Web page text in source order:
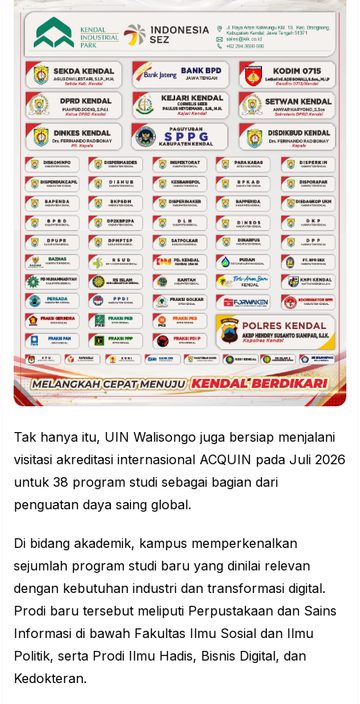
Tak hanya itu, UIN Walisongo juga bersiap menjalani
visitasi akreditasi internasional ACQUIN pada Juli 2026
untuk 38 program studi sebagai bagian dari
penguatan daya saing global.
Di bidang akademik, kampus memperkenalkan
sejumlah program studi baru yang dinilai relevan
dengan kebutuhan industri dan transformasi digital.
Prodi baru tersebut meliputi Perpustakaan dan Sains
Informasi di bawah Fakultas Ilmu Sosial dan Ilmu
Politik, serta Prodi Ilmu Hadis, Bisnis Digital, dan
Kedokteran.